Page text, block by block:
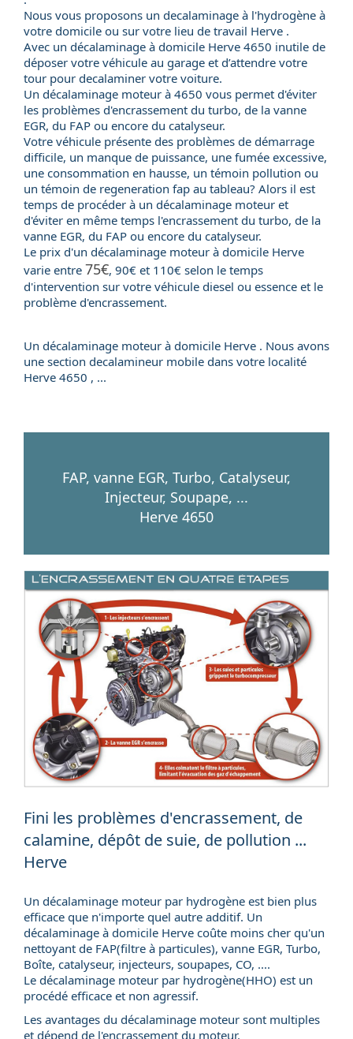
Nous vous proposons un decalaminage à l'hydrogène à
votre domicile ou sur votre lieu de travail Herve .
Avec un décalaminage à domicile Herve 4650 inutile de
déposer votre véhicule au garage et d’attendre votre
tour pour decalaminer votre voiture.
Un décalaminage moteur à 4650 vous permet d'éviter
les problèmes d'encrassement du turbo, de la vanne
EGR, du FAP ou encore du catalyseur.
Votre véhicule présente des problèmes de démarrage
difficile, un manque de puissance, une fumée excessive,
une consommation en hausse, un témoin pollution ou
un témoin de regeneration fap au tableau? Alors il est
temps de procéder à un décalaminage moteur et
d'éviter en même temps l'encrassement du turbo, de la
vanne EGR, du FAP ou encore du catalyseur.
Le prix d'un décalaminage moteur à domicile Herve
varie entre 75€, 90€ et 110€ selon le temps
d'intervention sur votre véhicule diesel ou essence et le
problème d'encrassement.
Un décalaminage moteur à domicile Herve . Nous avons
une section decalamineur mobile dans votre localité
Herve 4650 , ...
FAP, vanne EGR, Turbo, Catalyseur,
Injecteur, Soupape, ...
Herve 4650
Fini les problèmes d'encrassement, de
calamine, dépôt de suie, de pollution ...
Herve
Un décalaminage moteur par hydrogène est bien plus
efficace que n'importe quel autre additif. Un
décalaminage à domicile Herve coûte moins cher qu'un
nettoyant de FAP(filtre à particules), vanne EGR, Turbo,
Boîte, catalyseur, injecteurs, soupapes, CO, ....
Le décalaminage moteur par hydrogène(HHO) est un
procédé efficace et non agressif.
Les avantages du décalaminage moteur sont multiples
et dépend de l'encrassement du moteur.